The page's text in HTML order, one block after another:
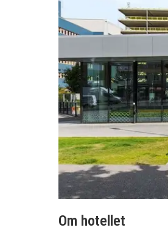
Om hotellet